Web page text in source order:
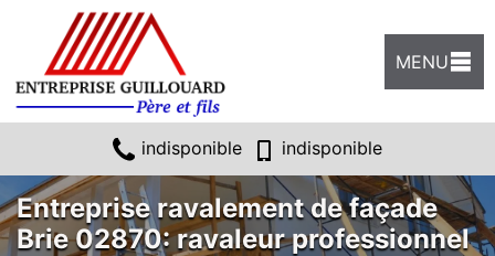
MENU
indisponible indisponible
Entreprise ravalement de façade
Brie 02870: ravaleur professionnel